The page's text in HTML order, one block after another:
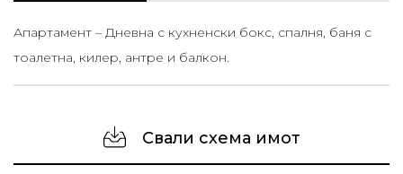
Апартамент – Дневна с кухненски бокс, спалня, баня с
тоалетна, килер, антре и балкон.
Свали схема имот